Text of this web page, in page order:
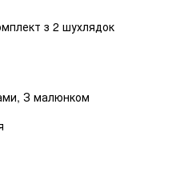
з 2 шухлядок
З малюнком